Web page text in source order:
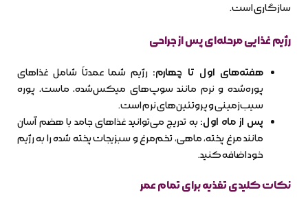
سازگاری است.
رژیم غذایی مرحله‌ای پس از جراحی
هفته‌های اول تا چهارم: رژیم شما عمدتاً شامل غذاهای
پوره‌شده و نرم مانند سوپ‌های میکس‌شده، ماست، پوره
سیب‌زمینی و پروتئین‌های نرم است.
پس از ماه اول: به تدریج می‌توانید غذاهای جامد با هضم آسان
مانند مرغ پخته، ماهی، تخم‌مرغ و سبزیجات پخته شده را به رژیم
خود اضافه کنید.
نکات کلیدی تغذیه برای تمام عمر